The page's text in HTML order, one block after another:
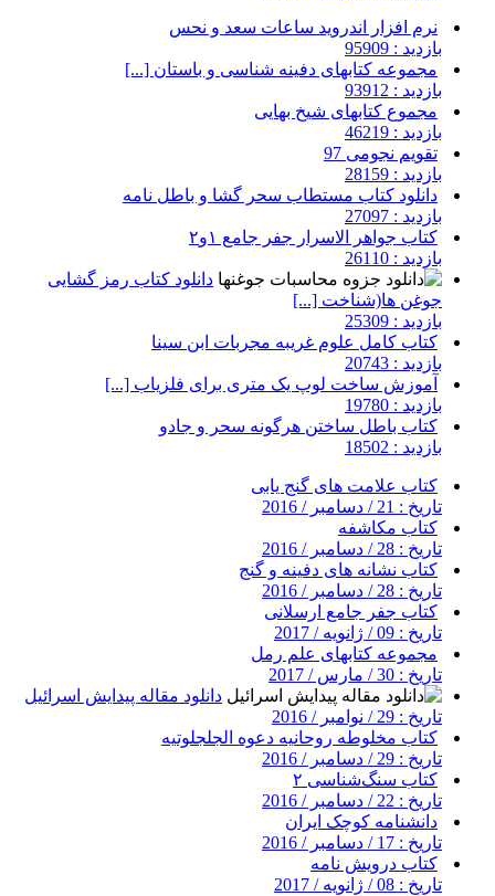
نرم افزار اندروید ساعات سعد و نحس
بازدید : 95909
مجموعه کتابهای دفینه شناسی و باستان [...]
بازدید : 93912
مجموع کتابهای شیخ بهایی
بازدید : 46219
تقویم نجومی 97
بازدید : 28159
دانلود کتاب مستطاب سحر گشا و باطل نامه
بازدید : 27097
کتاب جواهر الاسرار جفر جامع ۱و۲
بازدید : 26110
دانلود کتاب رمز گشایی
جوغن ها(شناخت [...]
بازدید : 25309
کتاب کامل علوم غریبه مجربات ابن سینا
بازدید : 20743
آموزش ساخت لوپ یک متری برای فلزیاب [...]
بازدید : 19780
کتاب باطل ساختن هرگونه سحر و جادو
بازدید : 18502
کتاب علامت های گنج یابی
تاریخ : 21 / دسامبر / 2016
کتاب مکاشفه
تاریخ : 28 / دسامبر / 2016
کتاب نشانه های دفینه و گنج
تاریخ : 28 / دسامبر / 2016
کتاب جفر جامع ارسلانی
تاریخ : 09 / ژانویه / 2017
مجموعه کتابهای علم رمل
تاریخ : 30 / مارس / 2017
دانلود مقاله پیدایش اسرائیل
تاریخ : 29 / نوامبر / 2016
کتاب مخلوطه روحانیه دعوه الجلجلوتیه
تاریخ : 29 / دسامبر / 2016
کتاب سنگ‌شناسی ۲
تاریخ : 22 / دسامبر / 2016
دانشنامه کوچک ایران
تاریخ : 17 / دسامبر / 2016
کتاب درویش نامه
تاریخ : 08 / ژانویه / 2017